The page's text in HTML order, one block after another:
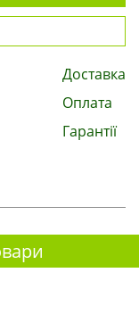
Доставка
Оплата
Гарантії